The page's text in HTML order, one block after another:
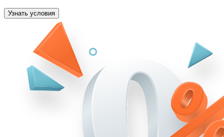
Узнать условия